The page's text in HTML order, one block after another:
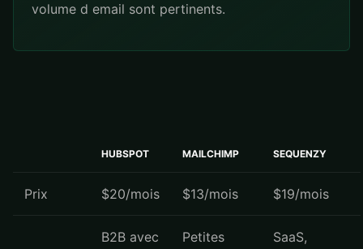
volume d email sont pertinents.
HUBSPOT MAILCHIMP SEQUENZY
Prix $20/mois $13/mois $19/mois
B2B avec
Petites
SaaS,